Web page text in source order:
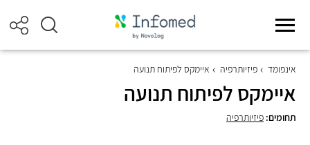
אינפומד פיזיותרפיה איימקס לפיתוח תנועה
איימקס לפיתוח תנועה
תחומים: פיזיותרפיה